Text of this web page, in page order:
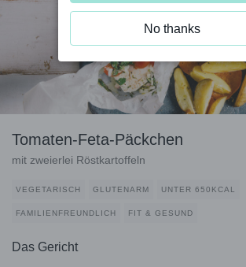
Tomaten-Feta-Päckchen
mit zweierlei Röstkartoffeln
VEGETARISCH GLUTENARM UNTER 650KCAL
FAMILIENFREUNDLICH FIT & GESUND
Das Gericht
No thanks